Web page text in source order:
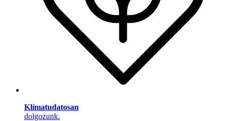
Klímatudatosan
dolgozunk.